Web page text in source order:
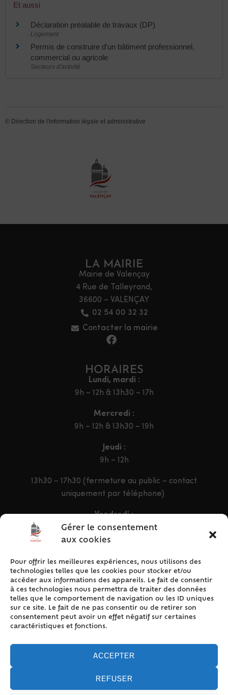
Gérer le consentement
aux cookies
Pour offrir les meilleures expériences, nous utilisons des
technologies telles que les cookies pour stocker et/ou
accéder aux informations des appareils. Le fait de consentir
à ces technologies nous permettra de traiter des données
telles que le comportement de navigation ou les ID uniques
sur ce site. Le fait de ne pas consentir ou de retirer son
consentement peut avoir un effet négatif sur certaines
caractéristiques et fonctions.
ACCEPTER
REFUSER
Et aussi
Déclaration préalable de travaux (DP)
Logement
Permis de construire d'un bâtiment professionnel,
commercial ou agricole
Secteurs d'activité
© Direction de l'information légale et administrative
LA MAIRIE
Mairie de Valençay
4 Rue de Talleyrand,
36600 – VALENÇAY
02 54 00 32 32
Contacter la mairie
HORAIRES
Lundi, mardi :
9h – 12h & 13h30 – 17h
Mercredi :
9h – 12h & 13h30 – 19h
Jeudi :
9h – 12h
13h30 – 17h30 (fermeture au public – contact
uniquement par téléphone)
Vendredi :
9h – 12h & 13h30 – 16h30
ACCÈS RAPIDE
Accueil
Contact
Plan du site
Mentions légales
Politique de cookies (UE)